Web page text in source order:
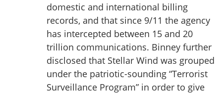
domestic and international billing
records, and that since 9/11 the agency
has intercepted between 15 and 20
trillion communications. Binney further
disclosed that Stellar Wind was grouped
under the patriotic-sounding “Terrorist
Surveillance Program” in order to give